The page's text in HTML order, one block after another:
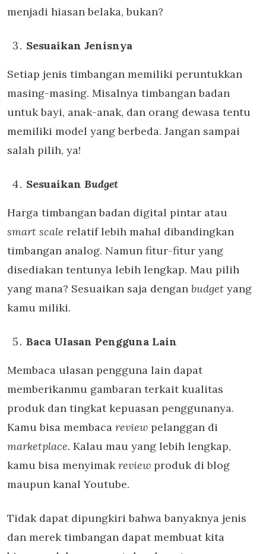
menjadi hiasan belaka, bukan?
Sesuaikan Jenisnya
Setiap jenis timbangan memiliki peruntukkan
masing-masing. Misalnya timbangan badan
untuk bayi, anak-anak, dan orang dewasa tentu
memiliki model yang berbeda. Jangan sampai
salah pilih, ya!
Sesuaikan Budget
Harga timbangan badan digital pintar atau
smart scale relatif lebih mahal dibandingkan
timbangan analog. Namun fitur-fitur yang
disediakan tentunya lebih lengkap. Mau pilih
yang mana? Sesuaikan saja dengan budget yang
kamu miliki.
Baca Ulasan Pengguna Lain
Membaca ulasan pengguna lain dapat
memberikanmu gambaran terkait kualitas
produk dan tingkat kepuasan penggunanya.
Kamu bisa membaca review pelanggan di
marketplace. Kalau mau yang lebih lengkap,
kamu bisa menyimakreview produk di blog
maupun kanal Youtube.
Tidak dapat dipungkiri bahwa banyaknya jenis
dan merek timbangan dapat membuat kita